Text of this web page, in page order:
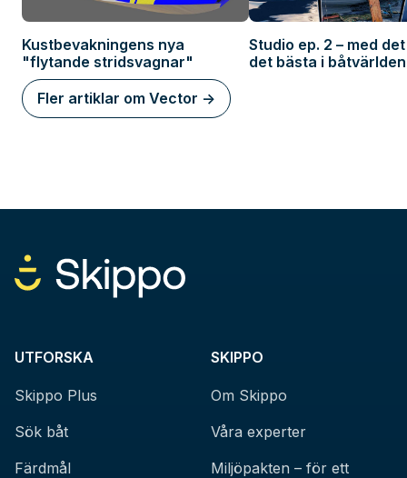
Kustbevakningens nya
"flytande stridsvagnar"
Studio ep. 2 – med
det bästa i
Fler artiklar om Vector ->
UTFORSKA
Skippo Plus
Sök båt
Färdmål
SKIPPO
Om Skippo
Våra experter
Miljöpakten – för ett